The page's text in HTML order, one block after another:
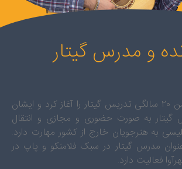
و مدرس گیتار
ادریس الوندی از سن ۲۰ سالگی تدریس گیتار را آغاز کرد و ایشان
گیتار به صورت حضوری و مجازی و انتقال
به هنرجویان خارج از کشور مهارت دارد.
مدرس گیتار در سبک فلامنکو و پاپ در
فعالیت دارد.